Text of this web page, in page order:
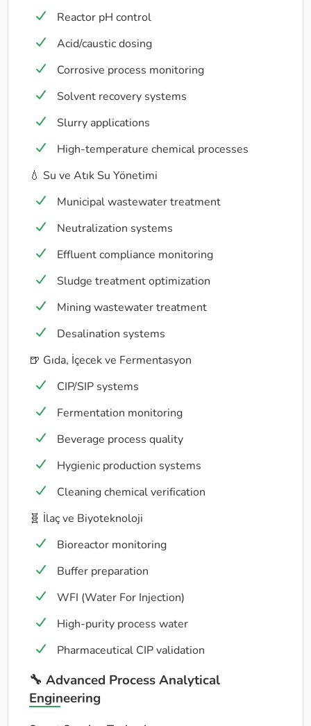
Reactor pH control
Acid/caustic dosing
Corrosive process monitoring
Solvent recovery systems
Slurry applications
High-temperature chemical processes
💧 Su ve Atık Su Yönetimi
Municipal wastewater treatment
Neutralization systems
Effluent compliance monitoring
Sludge treatment optimization
Mining wastewater treatment
Desalination systems
🍺 Gıda, İçecek ve Fermentasyon
CIP/SIP systems
Fermentation monitoring
Beverage process quality
Hygienic production systems
Cleaning chemical verification
🧬 İlaç ve Biyoteknoloji
Bioreactor monitoring
Buffer preparation
WFI (Water For Injection)
High-purity process water
Pharmaceutical CIP validation
🔧 Advanced Process Analytical
Engineering